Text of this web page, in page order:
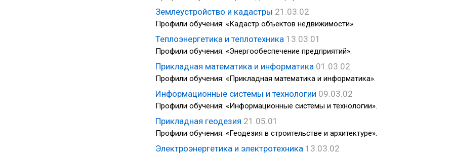
Землеустройство и кадастры 21.03.02
Профили обучения: «Кадастр объектов недвижимости».
Теплоэнергетика и теплотехника 13.03.01
Профили обучения: «Энергообеспечение предприятий».
Прикладная математика и информатика 01.03.02
Профили обучения: «Прикладная математика и информатика».
Информационные системы и технологии 09.03.02
Профили обучения: «Информационные системы и технологии».
Прикладная геодезия 21.05.01
Профили обучения: «Геодезия в строительстве и архитектуре».
Электроэнергетика и электротехника 13.03.02